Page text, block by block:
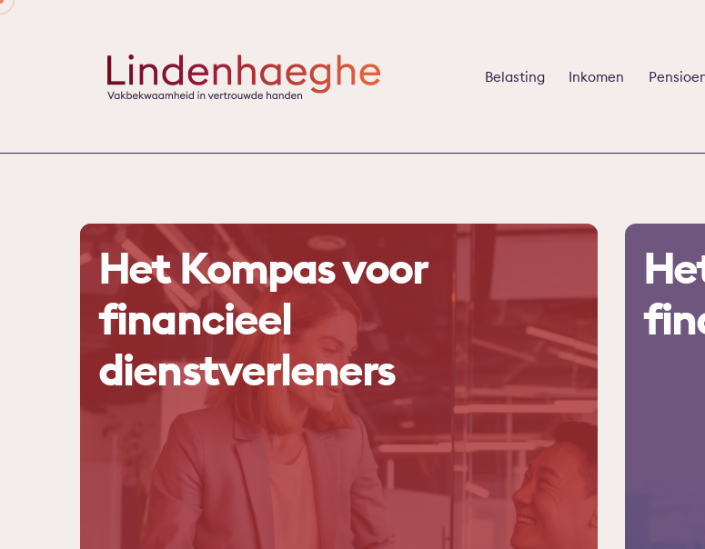
Skip
Belasting Inkomen
Het Kompas voor
financieel
dienstverleners